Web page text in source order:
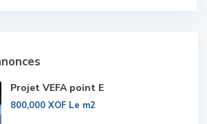
Projet VEFA point E
800,000 XOF Le m2